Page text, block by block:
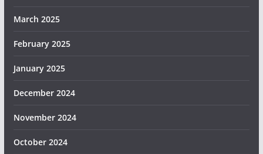
March 2025
February 2025
January 2025
December 2024
November 2024
October 2024